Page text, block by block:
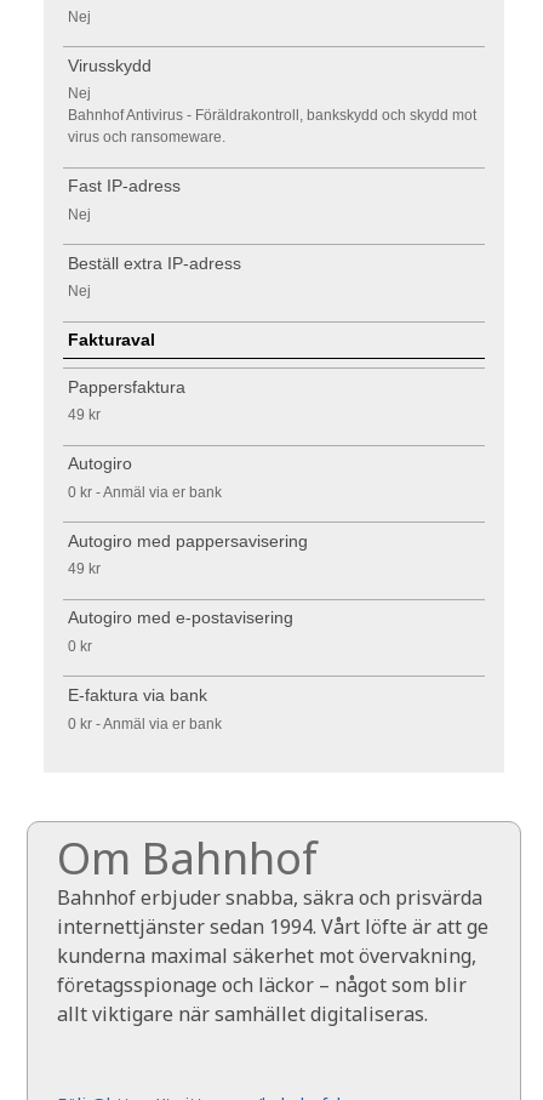
Nej
Virusskydd
Nej
Bahnhof Antivirus - Föräldrakontroll, bankskydd och skydd mot
virus och ransomeware.
Fast IP-adress
Nej
Beställ extra IP-adress
Nej
Fakturaval
Pappersfaktura
49 kr
Autogiro
0 kr - Anmäl via er bank
Autogiro med pappersavisering
49 kr
Autogiro med e-postavisering
0 kr
E-faktura via bank
0 kr - Anmäl via er bank
Om Bahnhof
Bahnhof erbjuder snabba, säkra och prisvärda
internettjänster sedan 1994. Vårt löfte är att ge
kunderna maximal säkerhet mot övervakning,
företagsspionage och läckor – något som blir
allt viktigare när samhället digitaliseras.